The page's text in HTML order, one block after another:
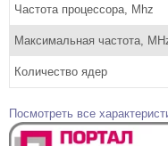
Частота процессора, Mhz
Максимальная частота,
Количество ядер
Посмотреть все